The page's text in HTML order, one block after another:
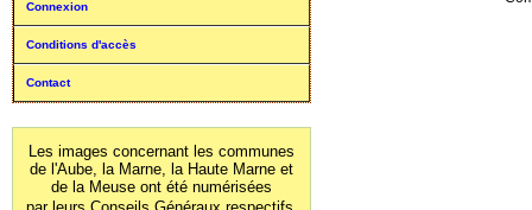
Connexion
Conditions d'accès
Contact
Les images concernant les communes
de l'Aube, la Marne, la Haute Marne et
de la Meuse ont été numérisées